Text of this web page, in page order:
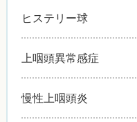
ヒステリー球
上咽頭異常感症
慢性上咽頭炎